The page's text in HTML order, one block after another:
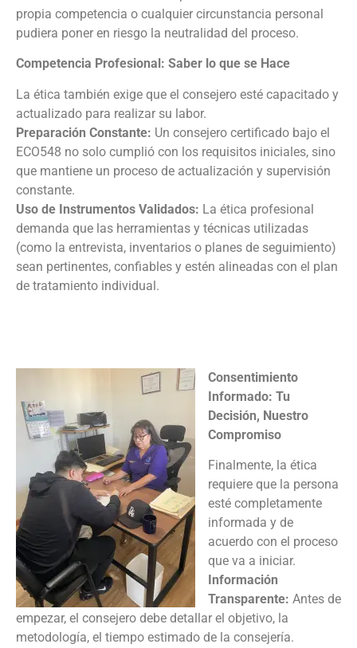
propia competencia o cualquier circunstancia personal
pudiera poner en riesgo la neutralidad del proceso.
Competencia Profesional: Saber lo que se Hace
La ética también exige que el consejero esté capacitado y
actualizado para realizar su labor.
Preparación Constante: Un consejero certificado bajo el
ECO548 no solo cumplió con los requisitos iniciales, sino
que mantiene un proceso de actualización y supervisión
constante.
Uso de Instrumentos Validados: La ética profesional
demanda que las herramientas y técnicas utilizadas
(como la entrevista, inventarios o planes de seguimiento)
sean pertinentes, confiables y estén alineadas con el plan
de tratamiento individual.
Consentimiento
Informado: Tu
Decisión, Nuestro
Compromiso
Finalmente, la ética
requiere que la persona
esté completamente
informada y de
acuerdo con el proceso
que va a iniciar.
Información
Transparente: Antes de
empezar, el consejero debe detallar el objetivo, la
metodología, el tiempo estimado de la consejería.